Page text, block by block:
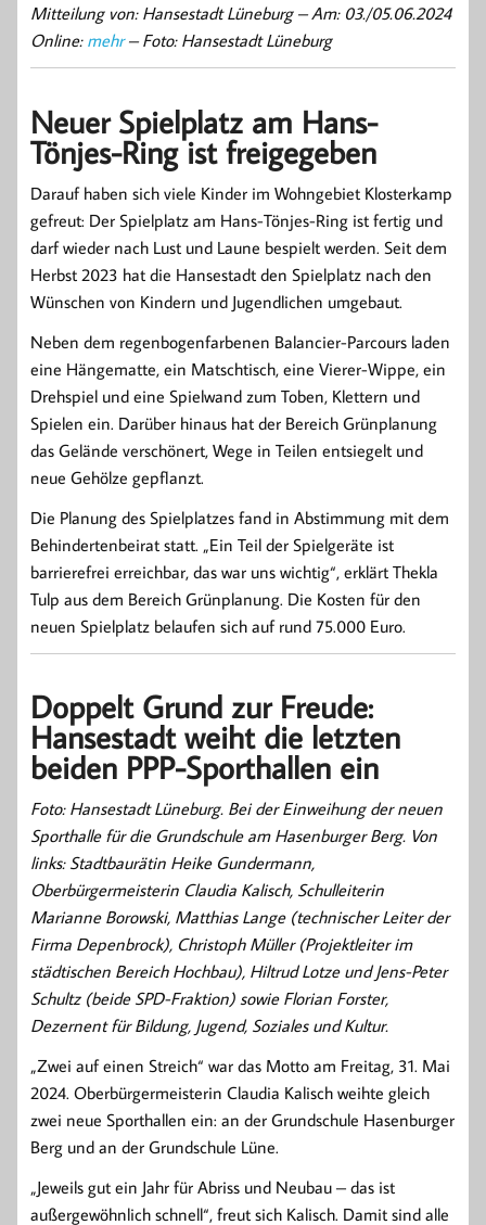
Mitteilung von: Hansestadt Lüneburg –Am: 03./05.06.2024
Online: mehr– Foto: Hansestadt Lüneburg
Neuer Spielplatz am Hans-
Tönjes-Ring ist freigegeben
Darauf haben sich viele Kinder im Wohngebiet Klosterkamp
gefreut: Der Spielplatz am Hans-Tönjes-Ring ist fertig und
darf wieder nach Lust und Laune bespielt werden. Seit dem
Herbst 2023 hat die Hansestadt den Spielplatz nach den
Wünschen von Kindern und Jugendlichen umgebaut.
Neben dem regenbogenfarbenen Balancier-Parcours laden
eine Hängematte, ein Matschtisch, eine Vierer-Wippe, ein
Drehspiel und eine Spielwand zum Toben, Klettern und
Spielen ein. Darüber hinaus hat der Bereich Grünplanung
das Gelände verschönert, Wege in Teilen entsiegelt und
neue Gehölze gepflanzt.
Die Planung des Spielplatzes fand in Abstimmung mit dem
Behindertenbeirat statt. „Ein Teil der Spielgeräte ist
barrierefrei erreichbar, das war uns wichtig“, erklärt Thekla
Tulp aus dem Bereich Grünplanung. Die Kosten für den
neuen Spielplatz belaufen sich auf rund 75.000 Euro.
Doppelt Grund zur Freude:
Hansestadt weiht die letzten
beiden PPP-Sporthallen ein
Foto: Hansestadt Lüneburg. Bei der Einweihung der neuen
Sporthalle für die Grundschule am Hasenburger Berg. Von
links: Stadtbaurätin Heike Gundermann,
Oberbürgermeisterin Claudia Kalisch, Schulleiterin
Marianne Borowski, Matthias Lange (technischer Leiter der
Firma Depenbrock), Christoph Müller (Projektleiter im
städtischen Bereich Hochbau), Hiltrud Lotze und Jens-Peter
Schultz (beide SPD-Fraktion) sowie Florian Forster,
Dezernent für Bildung, Jugend, Soziales und Kultur.
„Zwei auf einen Streich“ war das Motto am Freitag, 31. Mai
2024. Oberbürgermeisterin Claudia Kalisch weihte gleich
zwei neue Sporthallen ein: an der Grundschule Hasenburger
Berg und an der Grundschule Lüne.
„Jeweils gut ein Jahr für Abriss und Neubau – das ist
außergewöhnlich schnell“, freut sich Kalisch. Damit sind alle